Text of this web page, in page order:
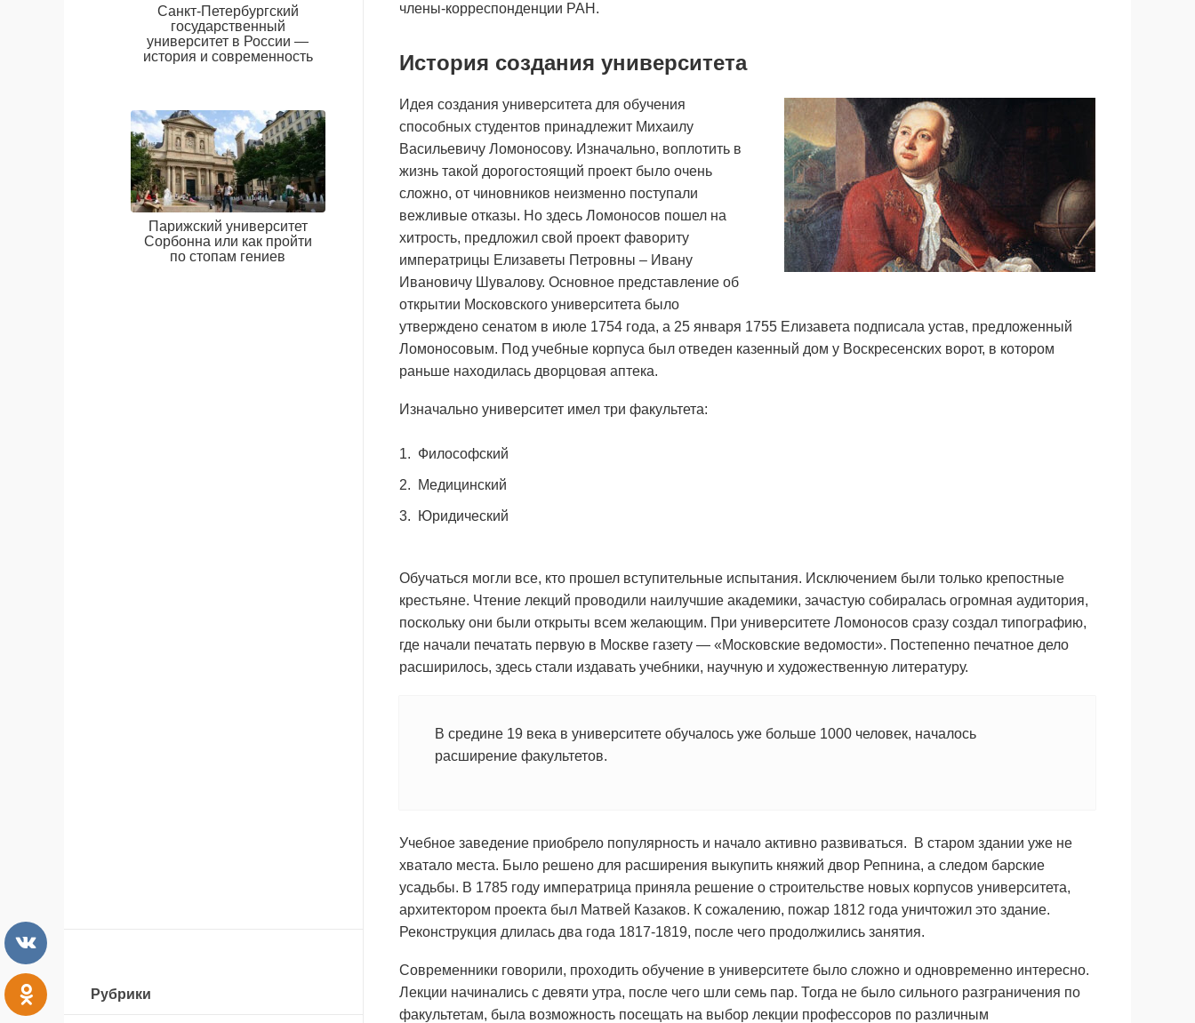
члены-корреспонденции РАН.
История создания университета
Идея создания университета для обучения
способных студентов принадлежит Михаилу
Васильевичу Ломоносову. Изначально, воплотить в
жизнь такой дорогостоящий проект было очень
сложно, от чиновников неизменно поступали
вежливые отказы. Но здесь Ломоносов пошел на
хитрость, предложил свой проект фавориту
императрицы Елизаветы Петровны – Ивану
Ивановичу Шувалову. Основное представление об
открытии Московского университета было
утверждено сенатом в июле 1754 года, а 25 января 1755 Елизавета подписала устав, предложенный
Ломоносовым. Под учебные корпуса был отведен казенный дом у Воскресенских ворот, в котором
раньше находилась дворцовая аптека.
Изначально университет имел три факультета:
Философский
Медицинский
Юридический
Обучаться могли все, кто прошел вступительные испытания. Исключением были только крепостные
крестьяне. Чтение лекций проводили наилучшие академики, зачастую собиралась огромная аудитория,
поскольку они были открыты всем желающим. При университете Ломоносов сразу создал типографию,
где начали печатать первую в Москве газету — «Московские ведомости». Постепенно печатное дело
расширилось, здесь стали издавать учебники, научную и художественную литературу.
В средине 19 века в университете обучалось уже больше 1000 человек, началось
расширение факультетов.
Учебное заведение приобрело популярность и начало активно развиваться. В старом здании уже не
хватало места. Было решено для расширения выкупить княжий двор Репнина, а следом барские
усадьбы. В 1785 году императрица приняла решение о строительстве новых корпусов университета,
архитектором проекта был Матвей Казаков. К сожалению, пожар 1812 года уничтожил это здание.
Реконструкция длилась два года 1817-1819, после чего продолжились занятия.
Современники говорили, проходить обучение в университете было сложно и одновременно интересно.
Лекции начинались с девяти утра, после чего шли семь пар. Тогда не было сильного разграничения по
факультетам, была возможность посещать на выбор лекции профессоров по различным
Санкт-Петербургский
государственный
университет в России —
история и современность
Парижский университет
Сорбонна или как пройти
по стопам гениев
Рубрики